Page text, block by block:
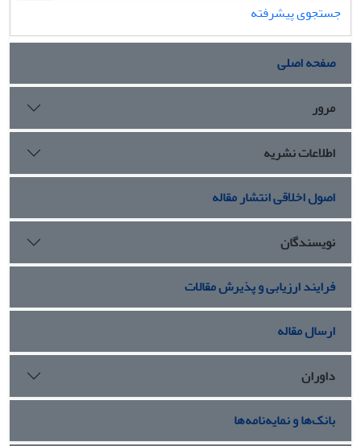
جستجوی پیشرفته
صفحه اصلی
مرور
اطلاعات نشریه
اصول اخلاقی انتشار مقاله
نویسندگان
فرایند ارزیابی و پذیرش مقالات
ارسال مقاله
داوران
بانک‌ها و نمایه‌نامه‌ها